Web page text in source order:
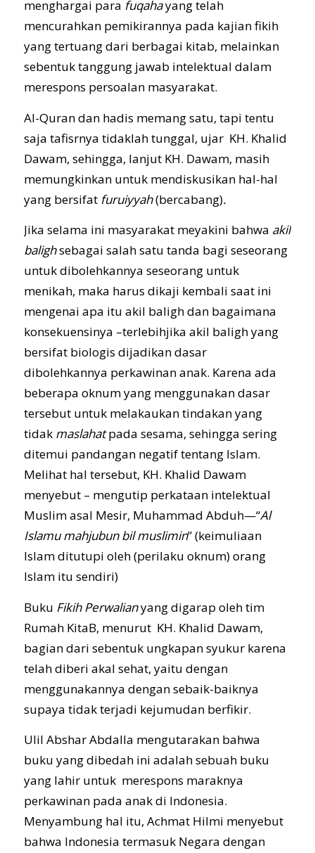
menghargai para fuqahayang telah
mencurahkan pemikirannya pada kajian fikih
yang tertuang dari berbagai kitab, melainkan
sebentuk tanggung jawab intelektual dalam
merespons persoalan masyarakat.
Al-Quran dan hadis memang satu, tapi tentu
saja tafisrnya tidaklah tunggal, ujar KH. Khalid
Dawam, sehingga, lanjut KH. Dawam, masih
memungkinkan untuk mendiskusikan hal-hal
yang bersifat furuiyyah(bercabang).
Jika selama ini masyarakat meyakini bahwa akil
balighsebagai salah satu tanda bagi seseorang
untuk dibolehkannya seseorang untuk
menikah, maka harus dikaji kembali saat ini
mengenai apa itu akil baligh dan bagaimana
konsekuensinya –terlebihjika akil baligh yang
bersifat biologis dijadikan dasar
dibolehkannya perkawinan anak. Karena ada
beberapa oknum yang menggunakan dasar
tersebut untuk melakaukan tindakan yang
tidak maslahatpada sesama, sehingga sering
ditemui pandangan negatif tentang Islam.
Melihat hal tersebut, KH. Khalid Dawam
menyebut – mengutip perkataan intelektual
Muslim asal Mesir, Muhammad Abduh—“Al
Islamu mahjubun bil muslimin” (keimuliaan
Islam ditutupi oleh (perilaku oknum) orang
Islam itu sendiri)
Buku Fikih Perwalianyang digarap oleh tim
Rumah KitaB, menurut KH. Khalid Dawam,
bagian dari sebentuk ungkapan syukur karena
telah diberi akal sehat, yaitu dengan
menggunakannya dengan sebaik-baiknya
supaya tidak terjadi kejumudan berfikir.
Ulil Abshar Abdalla mengutarakan bahwa
buku yang dibedah ini adalah sebuah buku
yang lahir untuk merespons maraknya
perkawinan pada anak di Indonesia.
Menyambung hal itu, Achmat Hilmi menyebut
bahwa Indonesia termasuk Negara dengan